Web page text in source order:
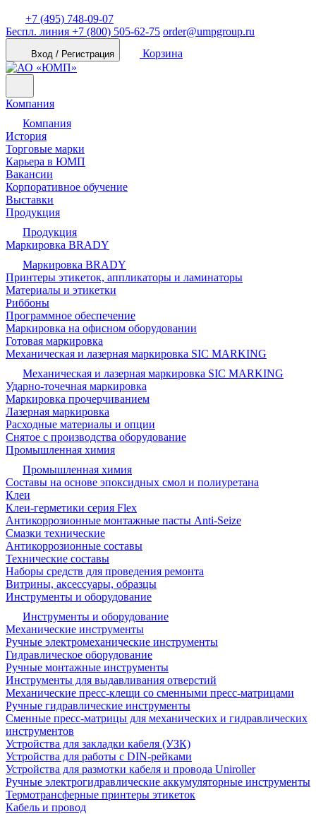
+7 (495) 748-09-07
Беспл. линия +7 (800) 505-62-75 order@umpgroup.ru
Вход / Регистрация Корзина
Компания
Компания
История
Торговые марки
Карьера в ЮМП
Вакансии
Корпоративное обучение
Выставки
Продукция
Продукция
Маркировка BRADY
Маркировка BRADY
Принтеры этикеток, аппликаторы и ламинаторы
Материалы и этикетки
Риббоны
Программное обеспечение
Маркировка на офисном оборудовании
Готовая маркировка
Механическая и лазерная маркировка SIC MARKING
Механическая и лазерная маркировка SIC MARKING
Ударно-точечная маркировка
Маркировка прочерчиванием
Лазерная маркировка
Расходные материалы и опции
Снятое с производства оборудование
Промышленная химия
Промышленная химия
Составы на основе эпоксидных смол и полиуретана
Клеи
Клеи-герметики серия Flex
Антикоррозионные монтажные пасты Anti-Seize
Смазки технические
Антикоррозионные составы
Технические составы
Наборы средств для проведения ремонта
Витрины, аксессуары, образцы
Инструменты и оборудование
Инструменты и оборудование
Механические инструменты
Ручные электромеханические инструменты
Гидравлическое оборудование
Ручные монтажные инструменты
Инструменты для выдавливания отверстий
Механические пресс-клещи со сменными пресс-матрицами
Ручные гидравлические инструменты
Сменные пресс-матрицы для механических и гидравлических
инструментов
Устройства для закладки кабеля (УЗК)
Устройства для работы с DIN-рейками
Устройства для размотки кабеля и провода Uniroller
Ручные электрогидравлические аккумуляторные инструменты
Термотрансферные принтеры этикеток
Кабель и провод